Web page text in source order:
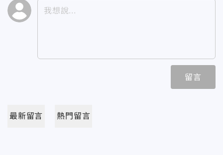
留言
最新留言 熱門留言